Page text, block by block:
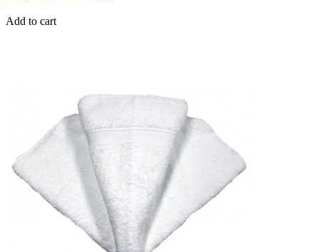
Add to cart